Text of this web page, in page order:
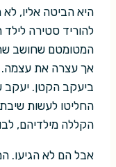
היא הביטה אליו,
להוריד סטירה
המטומטם שחושב
אך עצרה את עצמה.
ביעקב הקטן. יעקב
החליטו לעשות
הקללה מילדיהם,
אבל הם לא הגיעו.